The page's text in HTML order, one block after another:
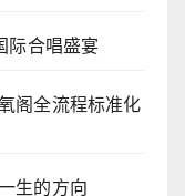
际合唱盛宴
阁全流程标准化
生的方向